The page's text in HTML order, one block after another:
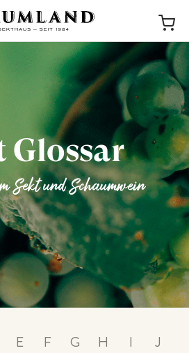
Glossar
Sekt und Schaumwein
E F G H I
J